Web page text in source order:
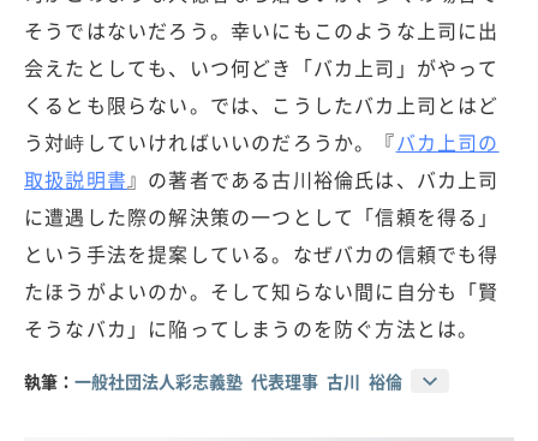
そうではないだろう。幸いにもこのような上司に出
会えたとしても、いつ何どき「バカ上司」がやって
くるとも限らない。では、こうしたバカ上司とはど
う対峙していければいいのだろうか。『バカ上司の
取扱説明書』の著者である古川裕倫氏は、バカ上司
に遭遇した際の解決策の一つとして「信頼を得る」
という手法を提案している。なぜバカの信頼でも得
たほうがよいのか。そして知らない間に自分も「賢
そうなバカ」に陥ってしまうのを防ぐ方法とは。
執筆： 一般社団法人彩志義塾 代表理事 古川 裕倫